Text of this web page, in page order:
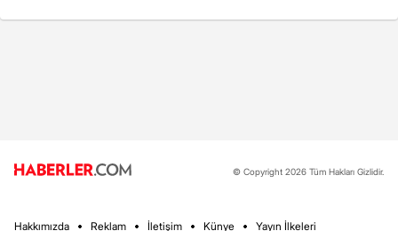
© Copyright 2026 Tüm Hakları Gizlidir.
Hakkımızda Reklam İletişim Künye Yayın İlkeleri